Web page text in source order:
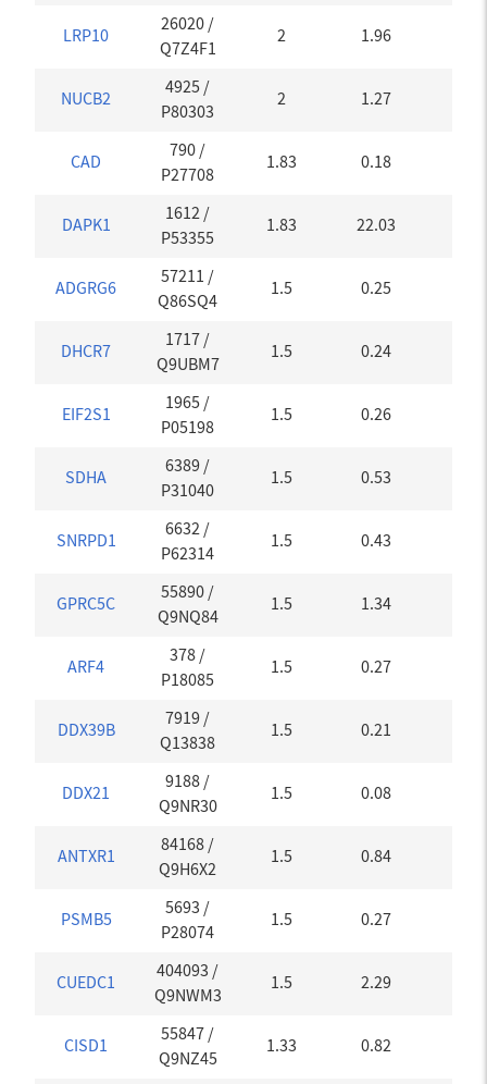
LRP10
26020 /
Q7Z4F1
2 1.96
NUCB2
4925 /
P80303
2 1.27
CAD
790 /
P27708
1.83 0.18
DAPK1
1612 /
P53355
1.83 22.03
ADGRG6
57211 /
Q86SQ4
1.5 0.25
DHCR7
1717 /
Q9UBM7
1.5 0.24
EIF2S1
1965 /
P05198
1.5 0.26
SDHA
6389 /
P31040
1.5 0.53
SNRPD1
6632 /
P62314
1.5 0.43
GPRC5C
55890 /
Q9NQ84
1.5 1.34
ARF4
378 /
P18085
1.5 0.27
DDX39B
7919 /
Q13838
1.5 0.21
DDX21
9188 /
Q9NR30
1.5 0.08
ANTXR1
84168 /
Q9H6X2
1.5 0.84
PSMB5
5693 /
P28074
1.5 0.27
CUEDC1
404093 /
Q9NWM3
1.5 2.29
CISD1
55847 /
Q9NZ45
1.33 0.82